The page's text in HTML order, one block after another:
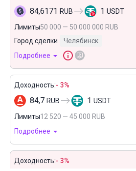
84,6171 RUB 1 USDT
Лимиты50 000 — 50 000 000 RUB
Город сделки
Челябинск
Подробнее
Доходность:- 3%
84,7 RUB 1 USDT
Лимиты12 520 — 45 000 RUB
Подробнее
Доходность:- 3%